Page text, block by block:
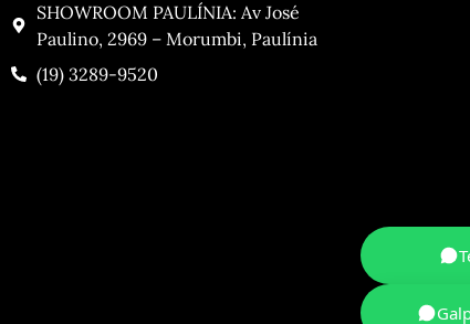
SHOWROOM PAULÍNIA: Av José
Paulino, 2969 – Morumbi, Paulínia
(19) 3289-9520